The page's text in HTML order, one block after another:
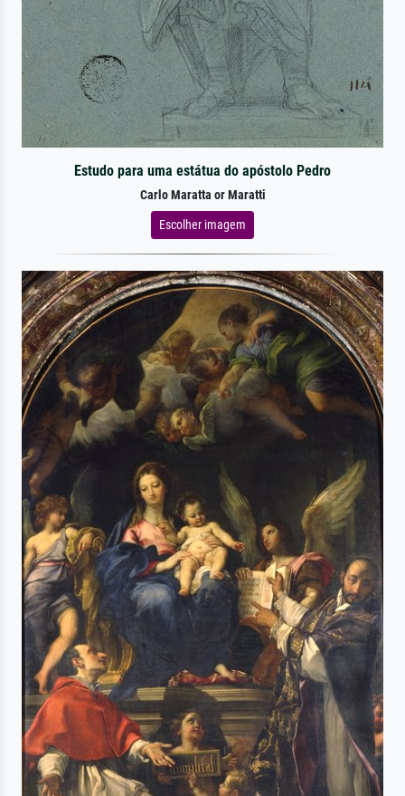
Estudo para uma estátua do apóstolo Pedro
Carlo Maratta or Maratti
Escolher imagem